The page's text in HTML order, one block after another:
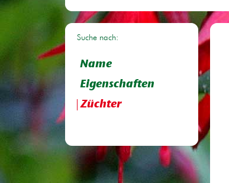
Suche nach:
Name
Eigenschaften
Züchter